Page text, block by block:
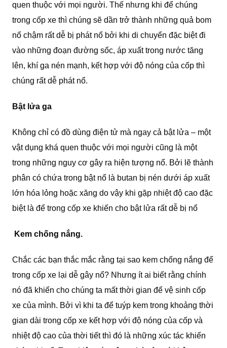
quen thuộc với mọi người. Thế nhưng khi để chúng
trong cốp xe thì chúng sẽ dần trở thành những quả bom
nổ chậm rất dễ bị phát nổ bởi khi di chuyển đặc biệt đi
vào những đoạn đường sốc, áp xuất trong nước tăng
lên, khí ga nén mạnh, kết hợp với độ nóng của cốp thì
chúng rất dễ phát nổ.
Bật lửa ga
Không chỉ có đồ dùng điện tử mà ngay cả bật lửa – một
vật dụng khá quen thuộc với mọi người cũng là một
trong những nguy cơ gây ra hiện tượng nổ. Bởi lẽ thành
phân có chứa trong bật nổ là butan bị nén dưới áp xuất
lớn hóa lỏng hoặc xăng do vậy khi gặp nhiệt độ cao đặc
biệt là để trong cốp xe khiến cho bật lửa rất dễ bị nổ
Kem chống nắng.
Chắc các bạn thắc mắc rằng tại sao kem chống nắng để
trong cốp xe lại dễ gây nổ? Nhưng ít ai biết rằng chính
nó đã khiến cho chúng ta mất thời gian để vệ sinh cốp
xe của mình. Bởi vì khi ta để tuýp kem trong khoảng thời
gian dài trong cốp xe kết hợp với độ nóng của cốp và
nhiệt độ cao của thời tiết thì đó là những xúc tác khiến